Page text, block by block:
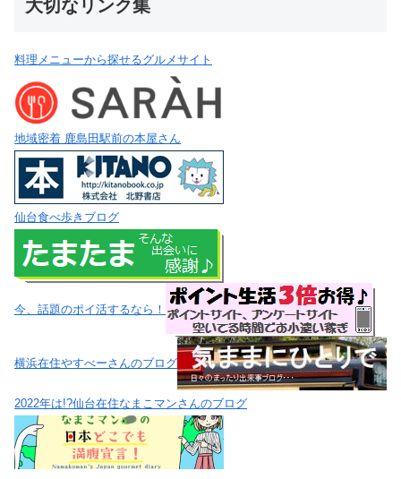
大切なリンク集
料理メニューから探せるグルメサイト
地域密着 鹿島田駅前の本屋さん
仙台食べ歩きブログ
今、話題のポイ活するなら！
横浜在住やすべーさんのブログ
2022年は!?仙台在住なまこマンさんのブログ